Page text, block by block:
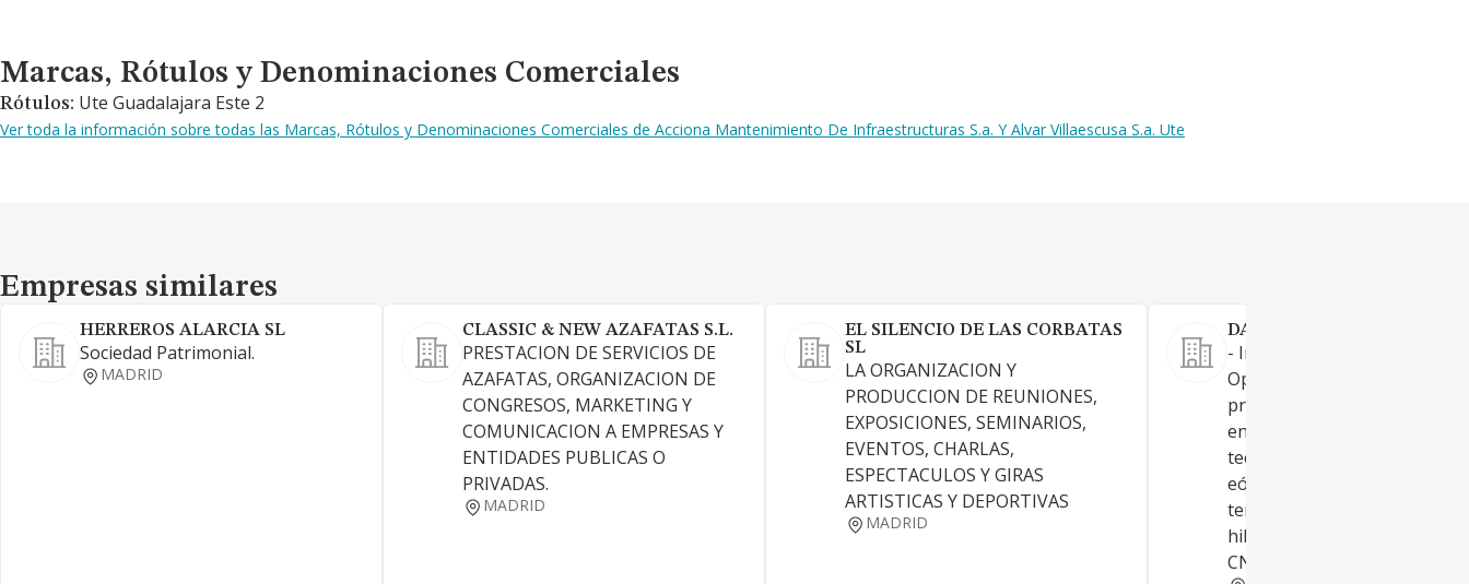
Marcas, Rótulos y Denominaciones Comerciales
Marcas, Rótulos y Denominaciones Comerciales
Rótulos: Ute Guadalajara Este 2
Ver toda la información sobre todas las Marcas, Rótulos y Denominaciones Comerciales de Acciona Mantenimiento De Infraestructuras S.a. Y Alvar Villaescusa S.a. Ute
Empresas similares
Empresas similares
HERREROS ALARCIA SL
Sociedad Patrimonial.
MADRID
CLASSIC & NEW AZAFATAS S.L.
PRESTACION DE SERVICIOS DE
AZAFATAS, ORGANIZACION DE
CONGRESOS, MARKETING Y
COMUNICACION A EMPRESAS Y
ENTIDADES PUBLICAS O
PRIVADAS.
MADRID
EL SILENCIO DE LAS CORBATAS
SL
LA ORGANIZACION Y
PRODUCCION DE REUNIONES,
EXPOSICIONES, SEMINARIOS,
EVENTOS, CHARLAS,
ESPECTACULOS Y GIRAS
ARTISTICAS Y DEPORTIVAS
MADRID
DARGON RE-ENERGY SL.
- Ingeniería, Construcción,
Operación, y explotación de
proyectos de energía
entre otras las siguientes
tecnologías, solar
eólica on-shore, eólica off-
termosolar, hidrogeno,
hibridación entre
CNAE 7112